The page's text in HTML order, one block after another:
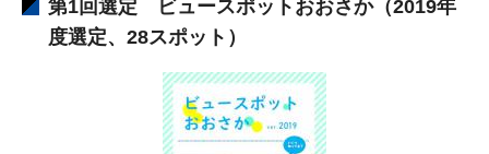
第1回選定 ビュースポットおおさか（2019年
度選定、28スポット）